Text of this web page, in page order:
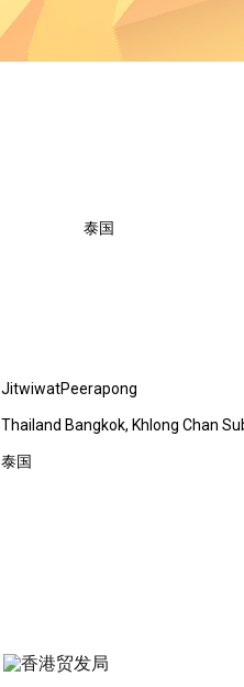
泰国
JitwiwatPeerapong
Thailand Bangkok, Khlong Chan
泰国